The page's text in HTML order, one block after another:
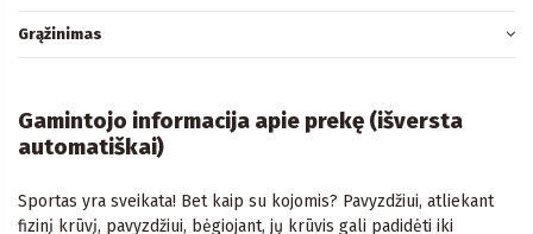
Grąžinimas
Gamintojo informacija apie prekę (išversta
automatiškai)
Sportas yra sveikata! Bet kaip su kojomis? Pavyzdžiui, atliekant
fizinį krūvį, pavyzdžiui, bėgiojant, jų krūvis gali padidėti iki